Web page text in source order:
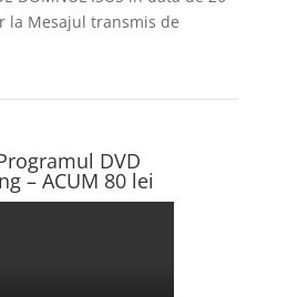
la Mesajul transmis de
DVD
– ACUM 80 lei